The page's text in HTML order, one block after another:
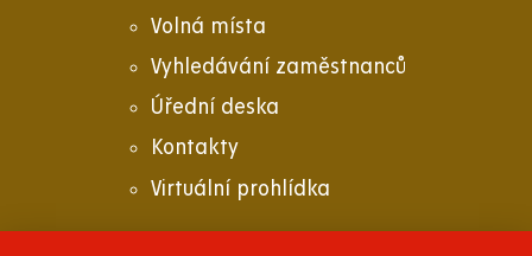
Volná místa
Vyhledávání zaměstnanců
Úřední deska
Kontakty
Virtuální prohlídka